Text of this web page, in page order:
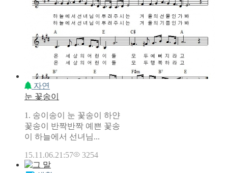
자연
눈 꽃송이
1. 송이송이 눈 꽃송이 하얀
꽃송이 반짝반짝 예쁜 꽃송
이 하늘에서 선녀님...
15.11.06.21:57 3254